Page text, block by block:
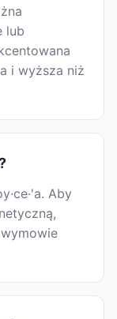
lub
i wyższa niż
Aby